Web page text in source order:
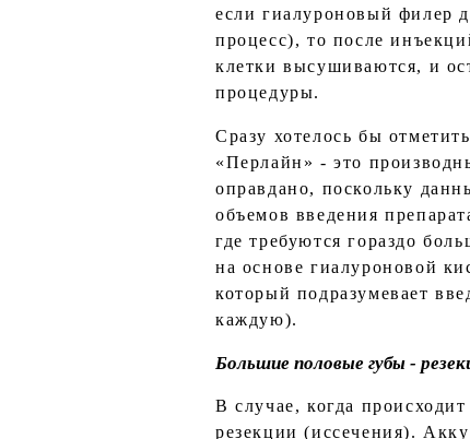
если гиалуроновый филер
процесс), то после
клетки высушиваются, и
процедуры.
Сразу хотелось бы
«Перлайн» - это
оправдано, поскольку
объемов введения
где требуются гораздо
на основе гиалуроновой
который подразумевает
каждую).
Большие половые губы -
В случае, когда
резекции (иссечения).